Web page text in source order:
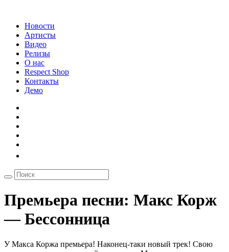
Новости
Артисты
Видео
Релизы
О нас
Respect Shop
Контакты
Демо
Премьера песни: Макс Корж
— Бессонница
У Макса Коржа премьера! Наконец‑таки новый трек! Свою